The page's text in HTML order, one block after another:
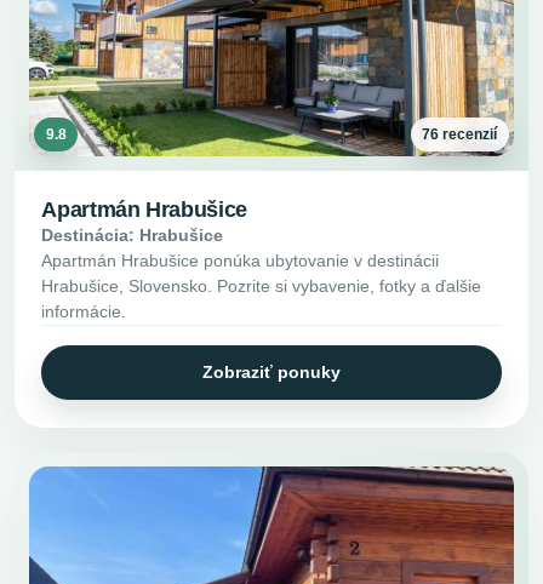
9.8 76 recenzií
Apartmán Hrabušice
Destinácia: Hrabušice
Apartmán Hrabušice ponúka ubytovanie v destinácii
Hrabušice, Slovensko. Pozrite si vybavenie, fotky a ďalšie
informácie.
Zobraziť ponuky